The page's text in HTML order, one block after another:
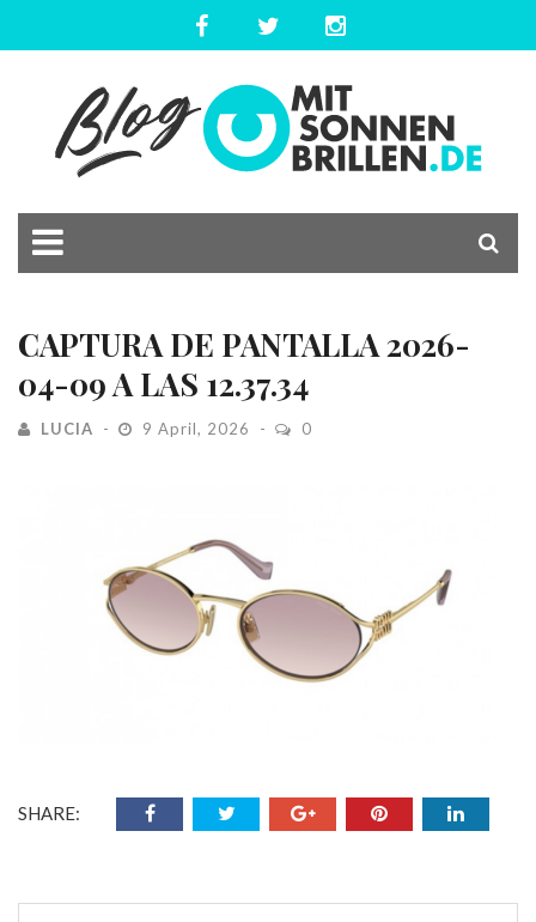
CAPTURA DE PANTALLA 2026-
04-09 A LAS 12.37.34
LUCIA 9 April, 2026 0
SHARE: